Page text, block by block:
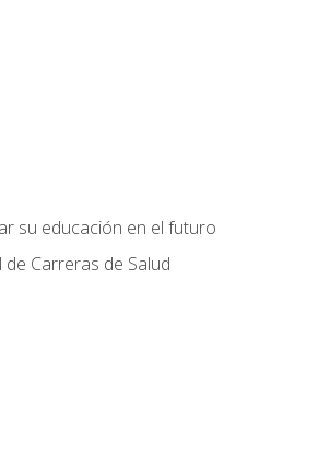
su educación en el futuro
Carreras de Salud